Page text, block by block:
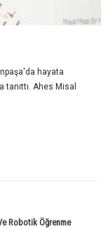
hayata
Ahes Misal
Robotik Öğrenme